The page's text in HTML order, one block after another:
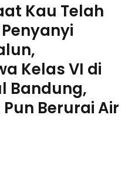
Kau Telah
Kelas VI di
Bandung,
Berurai Air